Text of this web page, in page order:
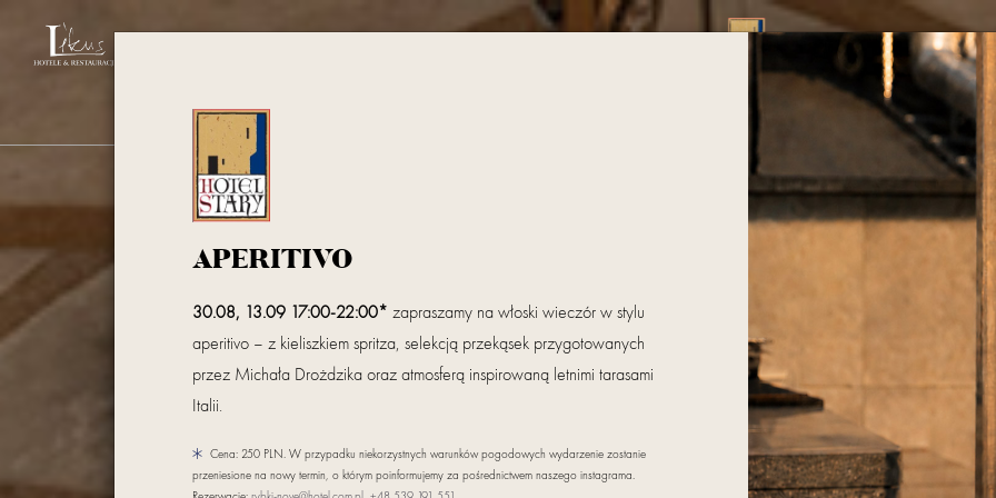
HOTEL GALERIA
APERITIVO
30.08, 13.09 17:00-22:00* zapraszamy na włoski wieczór w stylu
aperitivo – z kieliszkiem spritza, selekcją przekąsek przygotowanych
przez Michała Drożdzika oraz atmosferą inspirowaną letnimi tarasami
Italii.
Cena: 250 PLN. W przypadku niekorzystnych warunków pogodowych wydarzenie zostanie
przeniesione na nowy termin, o którym poinformujemy za pośrednictwem naszego instagrama.